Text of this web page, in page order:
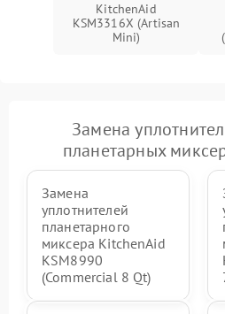
KitchenAid
KSM3316X (Artisan
Mini)
Замена
планетарных
Замена
уплотнителей
планетарного
миксера KitchenAid
KSM8990
(Commercial 8 Qt)